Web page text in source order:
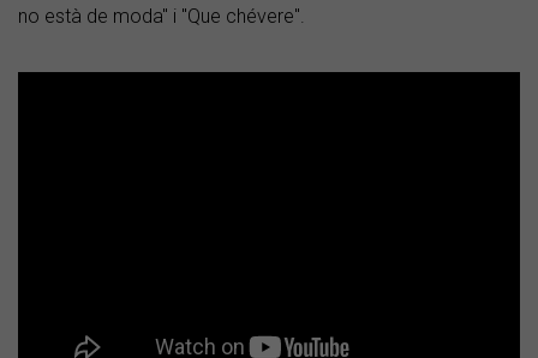
no està de moda" i "Que chévere".